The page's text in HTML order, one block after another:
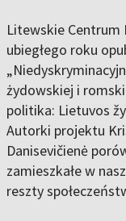
Litewskie Centrum
ubiegłego roku
żydowskiej i
politika: Lietuvos
Autorki projektu
Danisevičienė
zamieszkałe w
reszty